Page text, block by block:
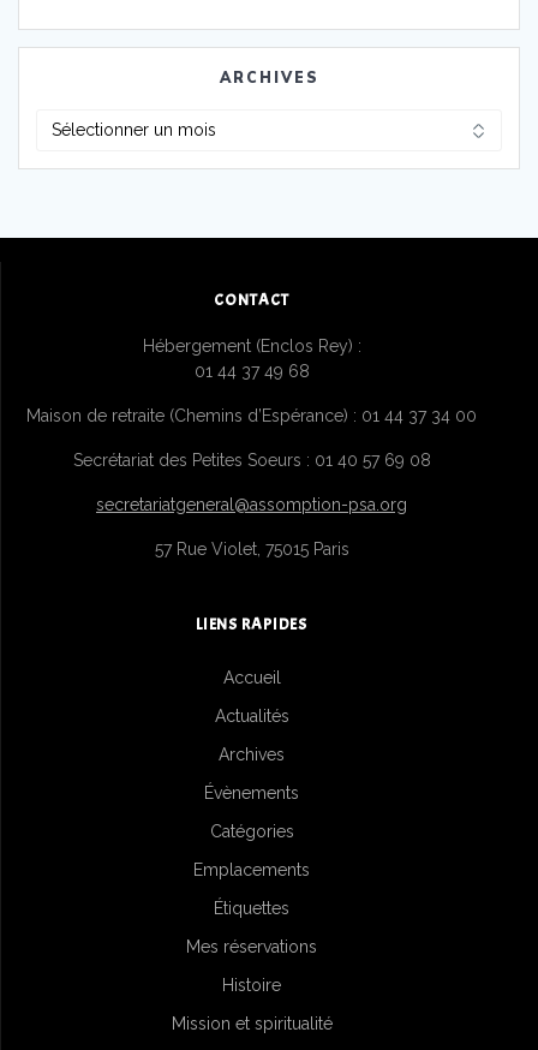
ARCHIVES
CONTACT
Hébergement (Enclos Rey) :
01 44 37 49 68
Maison de retraite (Chemins d’Espérance) : 01 44 37 34 00
Secrétariat des Petites Soeurs : 01 40 57 69 08
secretariatgeneral@assomption-psa.org
57 Rue Violet, 75015 Paris
LIENS RAPIDES
Accueil
Actualités
Archives
Évènements
Catégories
Emplacements
Étiquettes
Mes réservations
Histoire
Mission et spiritualité